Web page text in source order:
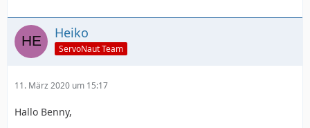
Heiko
ServoNaut Team
11. März 2020 um 15:17
Hallo Benny,